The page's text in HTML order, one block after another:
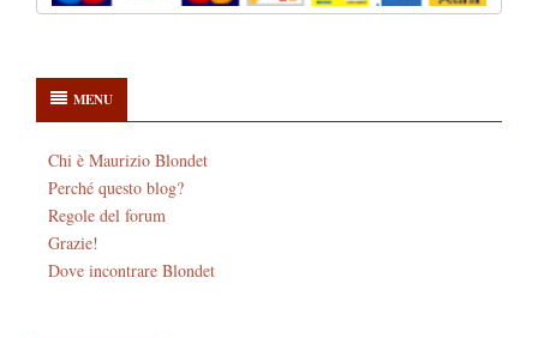
MENU
Chi è Maurizio Blondet
Perché questo blog?
Regole del forum
Grazie!
Dove incontrare Blondet